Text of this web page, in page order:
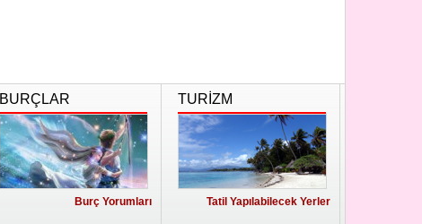
BURÇLAR
Burç Yorumları
TURİZM
Tatil Yapılabilecek Yerler